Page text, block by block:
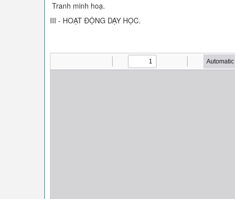
Tranh minh hoạ.
III - HOẠT ĐỘNG DẠY HỌC.